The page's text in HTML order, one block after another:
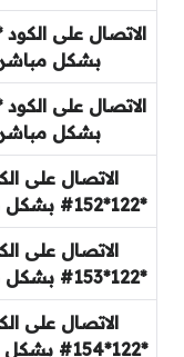
بشكل مباشر
بشكل مباشر
الاتصال على
*122*152# بشكل مباشر
الاتصال على
*122*153# بشكل مباشر
الاتصال على
*122*154# بشكل مباشر